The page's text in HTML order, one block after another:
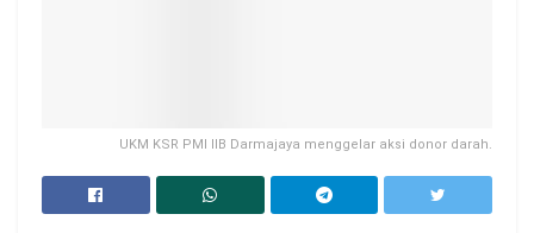
UKM KSR PMI IIB Darmajaya menggelar aksi donor darah.